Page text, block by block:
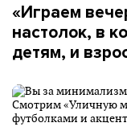
«Играем
настолок, в
детям, и